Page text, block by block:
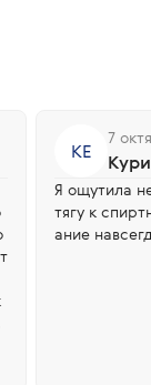
КЕ
7
Я ощутила
тягу к
ание